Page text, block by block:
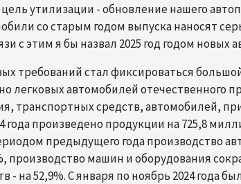
утилизации - обновление нашего
со старым годом выпуска наносят
с этим я бы назвал 2025 год годом новых
требований стал фиксироваться
легковых автомобилей отечественного
транспортных средств, автомобилей,
года произведено продукции на 725,8
предыдущего года производство
производство машин и оборудования
- на 52,9%. С января по ноябрь 2024 года